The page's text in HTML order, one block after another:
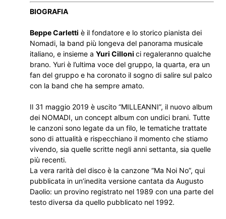
BIOGRAFIA
Beppe Carletti è il fondatore e lo storico pianista dei
Nomadi, la band più longeva del panorama musicale
italiano, e insieme a Yuri Cilloni ci regaleranno qualche
brano. Yuri è l’ultima voce del gruppo, la quarta, era un
fan del gruppo e ha coronato il sogno di salire sul palco
con la band che ha sempre amato.
Il 31 maggio 2019 è uscito “MILLEANNI”, il nuovo album
dei NOMADI, un concept album con undici brani. Tutte
le canzoni sono legate da un filo, le tematiche trattate
sono di attualità e rispecchiano il momento che stiamo
vivendo, sia quelle scritte negli anni settanta, sia quelle
più recenti.
La vera rarità del disco è la canzone “Ma Noi No”, qui
pubblicata in un’inedita versione cantata da Augusto
Daolio: un provino registrato nel 1989 con una parte del
testo diversa da quello pubblicato nel 1992.